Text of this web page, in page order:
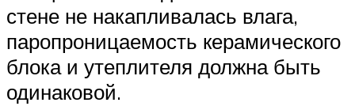
стене не накапливалась влага,
паропроницаемость керамического
блока и утеплителя должна быть
одинаковой.